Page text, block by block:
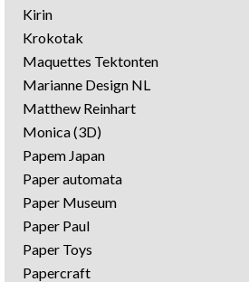
Kirin
Krokotak
Maquettes Tektonten
Marianne Design NL
Matthew Reinhart
Monica (3D)
Papem Japan
Paper automata
Paper Museum
Paper Paul
Paper Toys
Papercraft